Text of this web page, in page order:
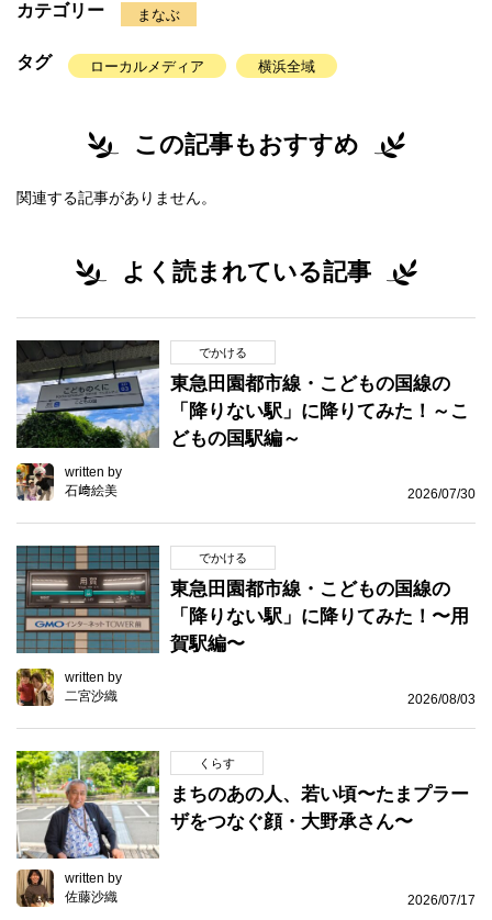
カテゴリー まなぶ
タグ ローカルメディア 横浜全域
この記事もおすすめ
関連する記事がありません。
よく読まれている記事
でかける
東急田園都市線・こどもの国線の
「降りない駅」に降りてみた！～こ
どもの国駅編～
written by
石﨑絵美
2026/07/30
でかける
東急田園都市線・こどもの国線の
「降りない駅」に降りてみた！〜用
賀駅編〜
written by
二宮沙織
2026/08/03
くらす
まちのあの人、若い頃〜たまプラー
ザをつなぐ顔・大野承さん〜
written by
佐藤沙織
2026/07/17